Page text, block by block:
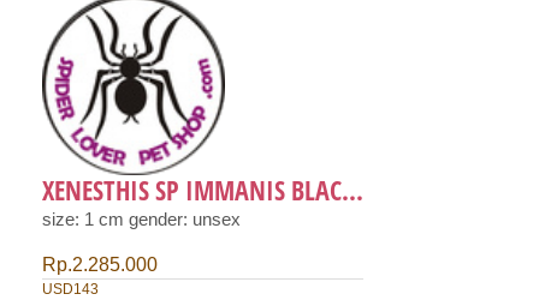
XENESTHIS SP IMMANIS BLAC...
size: 1 cm gender: unsex
Rp.2.285.000
USD143